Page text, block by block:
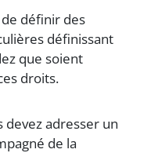
définir des
définissant
que soient
droits.
devez adresser un
de la